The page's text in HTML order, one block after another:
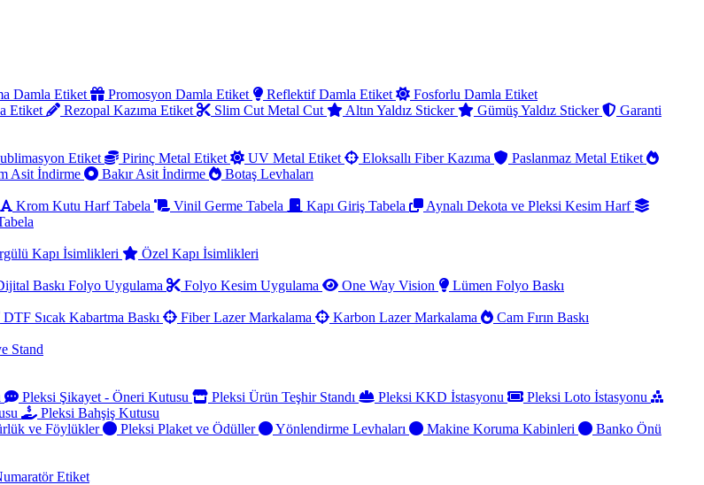
Damla Etiket Promosyon Damla Etiket Reflektif Damla Etiket
Fosforlu Damla Etiket
Etiket Rezopal Kazıma Etiket Slim Cut Metal Cut Altın Yaldız Sticker Gümüş Yaldız Sticker
Garanti
Etiket Pirinç Metal Etiket UV Metal Etiket Eloksallı Fiber Kazıma
Paslanmaz Metal Etiket
Asit İndirme Bakır Asit İndirme
Botaş Levhaları
Krom Kutu Harf Tabela Vinil Germe Tabela Kapı Giriş Tabela
Aynalı Dekota ve Pleksi Kesim Harf
Kapı İsimlikleri
Özel Kapı İsimlikleri
Baskı Folyo Uygulama Folyo Kesim Uygulama One Way Vision
Lümen Folyo Baskı
DTF Sıcak Kabartma Baskı Fiber Lazer Markalama Karbon Lazer Markalama
Cam Fırın Baskı
Stand
Pleksi Şikayet - Öneri Kutusu Pleksi Ürün Teşhir Standı Pleksi KKD İstasyonu
Pleksi Loto İstasyonu
Pleksi Bahşiş Kutusu
ve Föylükler Pleksi Plaket ve Ödüller Yönlendirme Levhaları Makine Koruma Kabinleri
Banko Önü
Etiket